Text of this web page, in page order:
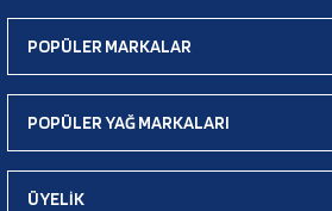
POPÜLER MARKALAR
POPÜLER YAĞ MARKALARI
ÜYELİK